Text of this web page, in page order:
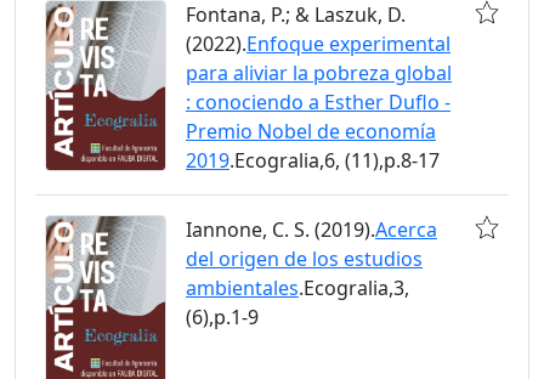
Fontana, P.; & Laszuk, D.
(2022).Enfoque experimental
para aliviar la pobreza global
: conociendo a Esther Duflo -
Premio Nobel de economía
2019.Ecogralia,6, (11),p.8-17
Iannone, C. S. (2019).Acerca
del origen de los estudios
ambientales.Ecogralia,3,
(6),p.1-9